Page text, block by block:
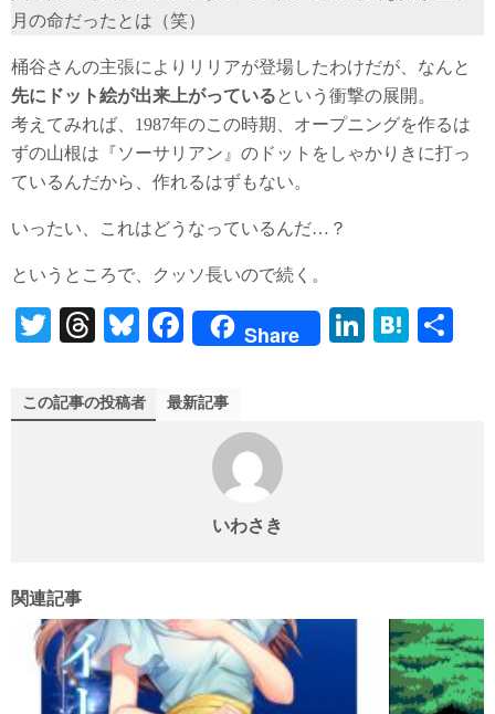
月の命だったとは（笑）
桶谷さんの主張によりリリアが登場したわけだが、なんと
先にドット絵が出来上がっているという衝撃の展開。
考えてみれば、1987年のこの時期、オープニングを作るは
ずの山根は『ソーサリアン』のドットをしゃかりきに打っ
ているんだから、作れるはずもない。
いったい、これはどうなっているんだ…？
というところで、クッソ長いので続く。
T
tte
r
T
ea
ds
Bl
sk
y
Fa
bo
Share
Li
H
この記事の投稿者 最新記事
いわさき
関連記事